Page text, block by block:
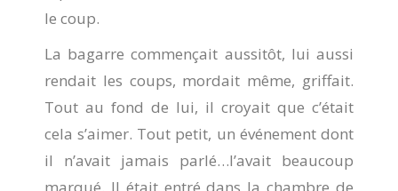
le coup.
La bagarre commençait aussitôt, lui aussi
rendait les coups, mordait même, griffait.
Tout au fond de lui, il croyait que c’était
cela s’aimer. Tout petit, un événement dont
il n’avait jamais parlé…l’avait beaucoup
marqué. Il était entré dans la chambre de